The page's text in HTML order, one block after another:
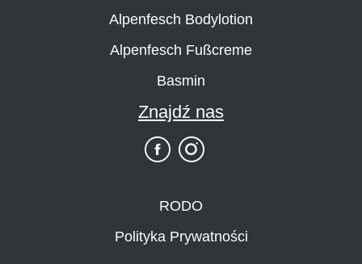
Alpenfesch Bodylotion
Alpenfesch Fußcreme
Basmin
Znajdź nas
RODO
Polityka Prywatności